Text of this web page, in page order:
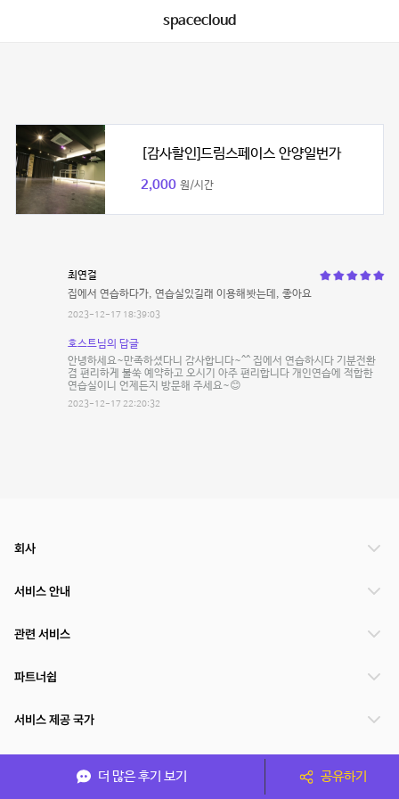
spacecloud
[감사할인]드림스페이스 안양일번가
2,000 원/시간
최연걸
집에서 연습하다가, 연습실있길래 이용해봣는데, 좋아요
2023-12-17 18:39:03
호스트님의 답글
안녕하세요~만족하셨다니 감사합니다~^^ 집에서 연습하시다 기분전환
겸 편리하게 불쑥 예약하고 오시기 아주 편리합니다 개인연습에 적합한
연습실이니 언제든지 방문해 주세요~😊
2023-12-17 22:20:32
더 많은 후기 보기 공유하기
회사
서비스 안내
관련 서비스
파트너쉽
서비스 제공 국가
(주)NSPACE 사업자정보